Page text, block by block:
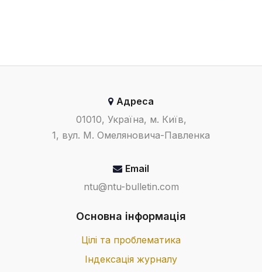
Адреса
01010, Україна, м. Київ,
1, вул. М. Омеляновича-Павленка
Email
ntu@ntu-bulletin.com
Основна інформація
Цілі та проблематика
Індексація журналу